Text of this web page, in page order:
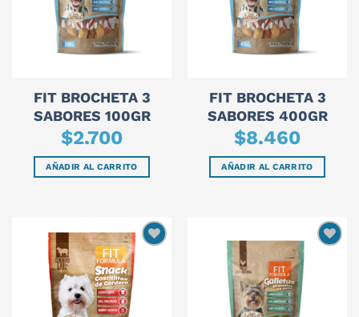
FIT BROCHETA 3
SABORES 100GR
$2.700
AÑADIR AL CARRITO
FIT BROCHETA 3
SABORES 400GR
$8.460
AÑADIR AL CARRITO